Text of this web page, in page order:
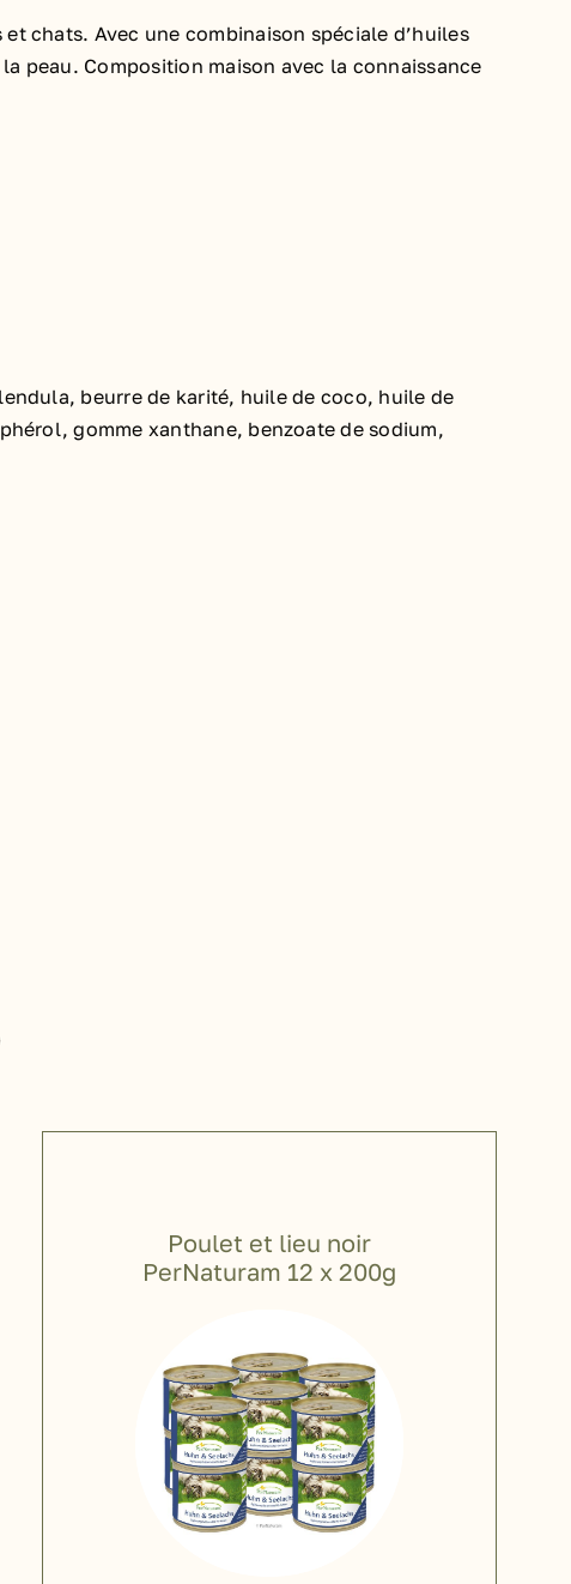
chats. Avec une combinaison spéciale d’huiles
peau. Composition maison avec la connaissance
beurre de karité, huile de coco, huile de
gomme xanthane, benzoate de sodium,
Poulet et lieu noir
PerNaturam 12 x 200g